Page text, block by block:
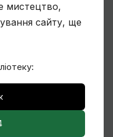
Марії
мистецтво,
сайту, ще